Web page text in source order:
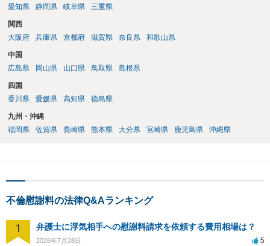
愛知県
静岡県 岐阜県 三重県
関西
大阪府
兵庫県 京都府 滋賀県 奈良県 和歌山県
中国
広島県
岡山県 山口県 鳥取県 島根県
四国
香川県
愛媛県 高知県 徳島県
九州・沖縄
福岡県
佐賀県 長崎県 熊本県 大分県 宮崎県 鹿児島県 沖縄県
不倫慰謝料の法律Q&Aランキング
1 弁護士に浮気相手への慰謝料請求を依頼する費用相場は？
2026年7月28日 5